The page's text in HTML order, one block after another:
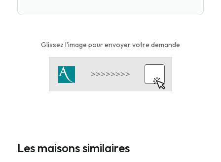
Glissez l'image pour envoyer votre demande
Les maisons similaires